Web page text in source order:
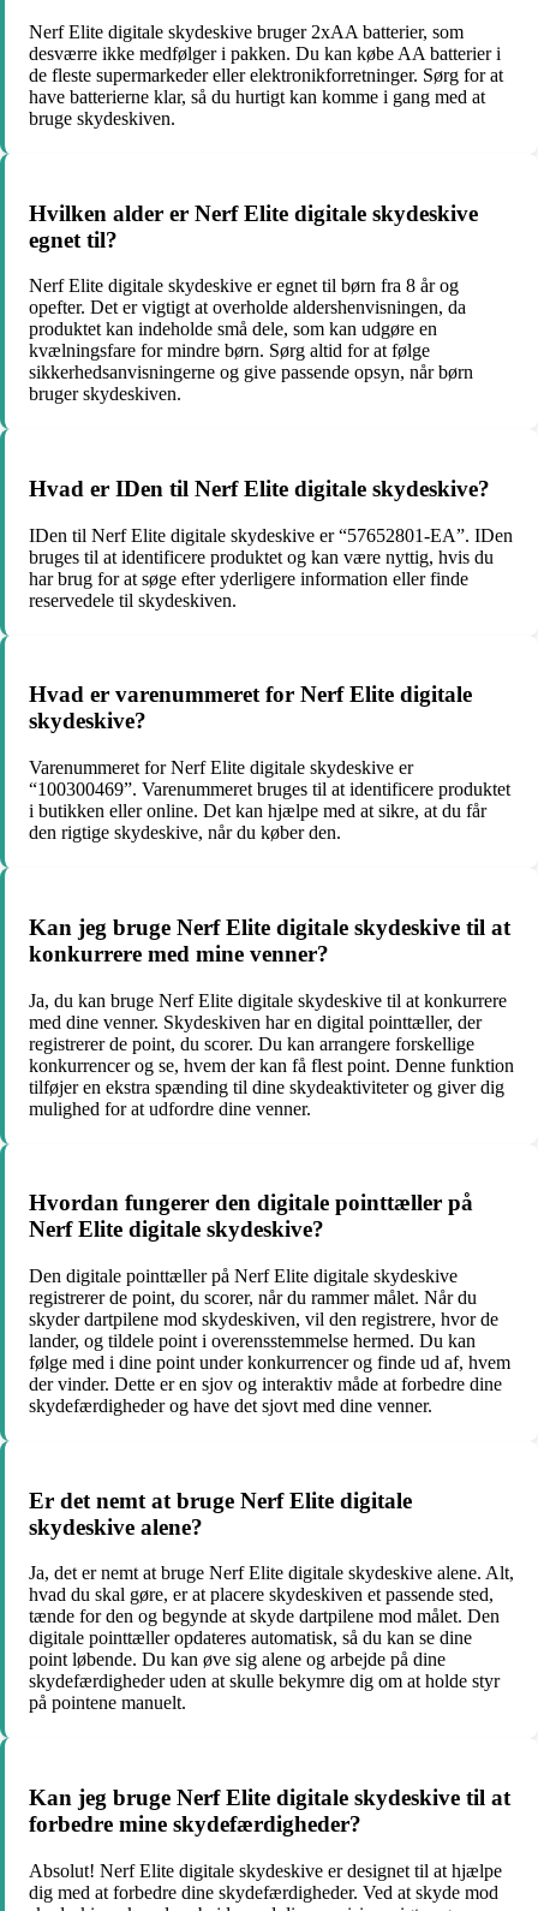
Nerf Elite digitale skydeskive bruger 2xAA batterier, som
desværre ikke medfølger i pakken. Du kan købe AA batterier i
de fleste supermarkeder eller elektronikforretninger. Sørg for at
have batterierne klar, så du hurtigt kan komme i gang med at
bruge skydeskiven.
Hvilken alder er Nerf Elite digitale skydeskive
egnet til?
Nerf Elite digitale skydeskive er egnet til børn fra 8 år og
opefter. Det er vigtigt at overholde aldershenvisningen, da
produktet kan indeholde små dele, som kan udgøre en
kvælningsfare for mindre børn. Sørg altid for at følge
sikkerhedsanvisningerne og give passende opsyn, når børn
bruger skydeskiven.
Hvad er IDen til Nerf Elite digitale skydeskive?
IDen til Nerf Elite digitale skydeskive er “57652801-EA”. IDen
bruges til at identificere produktet og kan være nyttig, hvis du
har brug for at søge efter yderligere information eller finde
reservedele til skydeskiven.
Hvad er varenummeret for Nerf Elite digitale
skydeskive?
Varenummeret for Nerf Elite digitale skydeskive er
“100300469”. Varenummeret bruges til at identificere produktet
i butikken eller online. Det kan hjælpe med at sikre, at du får
den rigtige skydeskive, når du køber den.
Kan jeg bruge Nerf Elite digitale skydeskive til at
konkurrere med mine venner?
Ja, du kan bruge Nerf Elite digitale skydeskive til at konkurrere
med dine venner. Skydeskiven har en digital pointtæller, der
registrerer de point, du scorer. Du kan arrangere forskellige
konkurrencer og se, hvem der kan få flest point. Denne funktion
tilføjer en ekstra spænding til dine skydeaktiviteter og giver dig
mulighed for at udfordre dine venner.
Hvordan fungerer den digitale pointtæller på
Nerf Elite digitale skydeskive?
Den digitale pointtæller på Nerf Elite digitale skydeskive
registrerer de point, du scorer, når du rammer målet. Når du
skyder dartpilene mod skydeskiven, vil den registrere, hvor de
lander, og tildele point i overensstemmelse hermed. Du kan
følge med i dine point under konkurrencer og finde ud af, hvem
der vinder. Dette er en sjov og interaktiv måde at forbedre dine
skydefærdigheder og have det sjovt med dine venner.
Er det nemt at bruge Nerf Elite digitale
skydeskive alene?
Ja, det er nemt at bruge Nerf Elite digitale skydeskive alene. Alt,
hvad du skal gøre, er at placere skydeskiven et passende sted,
tænde for den og begynde at skyde dartpilene mod målet. Den
digitale pointtæller opdateres automatisk, så du kan se dine
point løbende. Du kan øve sig alene og arbejde på dine
skydefærdigheder uden at skulle bekymre dig om at holde styr
på pointene manuelt.
Kan jeg bruge Nerf Elite digitale skydeskive til at
forbedre mine skydefærdigheder?
Absolut! Nerf Elite digitale skydeskive er designet til at hjælpe
dig med at forbedre dine skydefærdigheder. Ved at skyde mod